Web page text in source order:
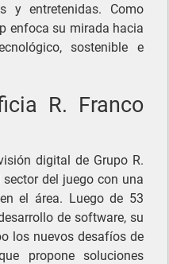
y entretenidas. Como
enfoca su mirada hacia
sostenible e
R. Franco
digital de Grupo R.
del juego con una
el área. Luego de 53
de software, su
los nuevos desafíos de
propone soluciones